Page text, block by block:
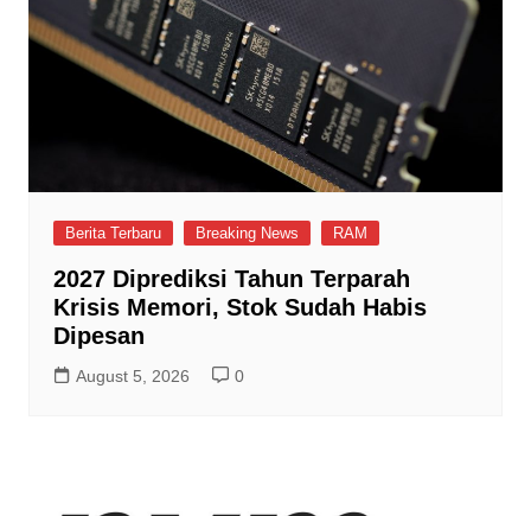
Berita Terbaru Breaking News RAM
2027 Diprediksi Tahun Terparah
Krisis Memori, Stok Sudah Habis
Dipesan
August 5, 2026 0